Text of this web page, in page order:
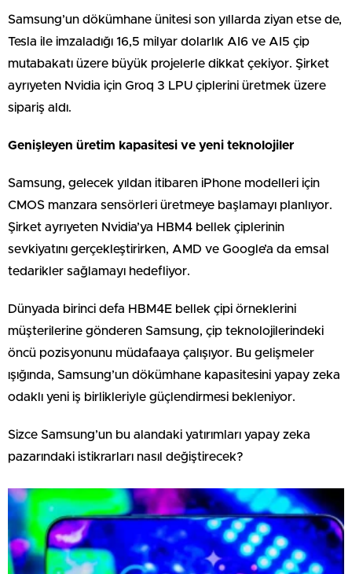
Samsung’un dökümhane ünitesi son yıllarda ziyan etse de,
Tesla ile imzaladığı 16,5 milyar dolarlık AI6 ve AI5 çip
mutabakatı üzere büyük projelerle dikkat çekiyor. Şirket
ayrıyeten Nvidia için Groq 3 LPU çiplerini üretmek üzere
sipariş aldı.
Genişleyen üretim kapasitesi ve yeni teknolojiler
Samsung, gelecek yıldan itibaren iPhone modelleri için
CMOS manzara sensörleri üretmeye başlamayı planlıyor.
Şirket ayrıyeten Nvidia’ya HBM4 bellek çiplerinin
sevkiyatını gerçekleştirirken, AMD ve Google’a da emsal
tedarikler sağlamayı hedefliyor.
Dünyada birinci defa HBM4E bellek çipi örneklerini
müşterilerine gönderen Samsung, çip teknolojilerindeki
öncü pozisyonunu müdafaaya çalışıyor. Bu gelişmeler
ışığında, Samsung’un dökümhane kapasitesini yapay zeka
odaklı yeni iş birlikleriyle güçlendirmesi bekleniyor.
Sizce Samsung’un bu alandaki yatırımları yapay zeka
pazarındaki istikrarları nasıl değiştirecek?